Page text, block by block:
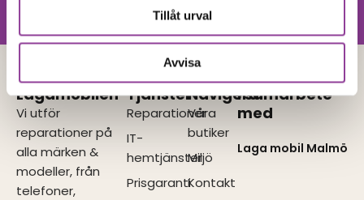
Tillåt urval
Avvisa
Lagamobilen
Vi utför
reparationer på
alla märken &
modeller, från
telefoner,
Tjänster
Reparationer
IT-
hemtjänster
Prisgaranti
Navigera
Våra
butiker
Miljö
Kontakt
I samarbete
med
Laga mobil Malmö